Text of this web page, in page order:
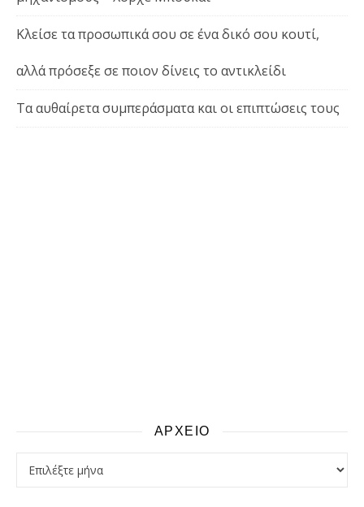
Κλείσε τα προσωπικά σου σε ένα δικό σου κουτί,
αλλά πρόσεξε σε ποιον δίνεις το αντικλείδι
Τα αυθαίρετα συμπεράσματα και οι επιπτώσεις τους
ΑΡΧΕΙΟ